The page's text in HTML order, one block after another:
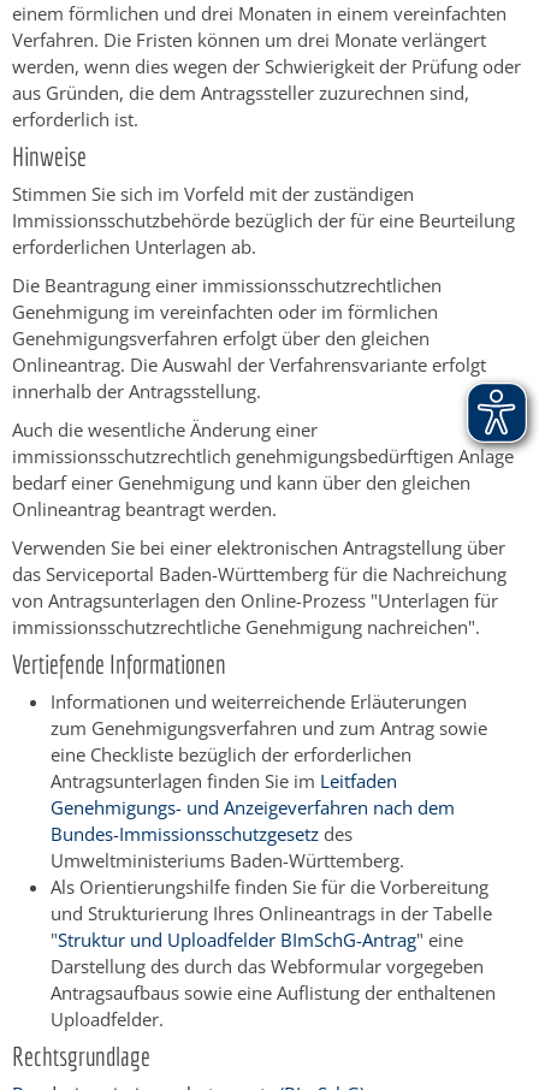
einem förmlichen und drei Monaten in einem vereinfachten
Verfahren. Die Fristen können um drei Monate verlängert
werden, wenn dies wegen der Schwierigkeit der Prüfung oder
aus Gründen, die dem Antragssteller zuzurechnen sind,
erforderlich ist.
Hinweise
Stimmen Sie sich im Vorfeld mit der zuständigen
Immissionsschutzbehörde bezüglich der für eine Beurteilung
erforderlichen Unterlagen ab.
Die Beantragung einer immissionsschutzrechtlichen
Genehmigung im vereinfachten oder im förmlichen
Genehmigungsverfahren erfolgt über den gleichen
Onlineantrag. Die Auswahl der Verfahrensvariante erfolgt
innerhalb der Antragsstellung.
Auch die wesentliche Änderung einer
immissionsschutzrechtlich genehmigungsbedürftigen Anlage
bedarf einer Genehmigung und kann über den gleichen
Onlineantrag beantragt werden.
Verwenden Sie bei einer elektronischen Antragstellung über
das Serviceportal Baden-Württemberg für die Nachreichung
von Antragsunterlagen den Online-Prozess "Unterlagen für
immissionsschutzrechtliche Genehmigung nachreichen".
Vertiefende Informationen
Informationen und weiterreichende Erläuterungen
zum Genehmigungsverfahren und zum Antrag sowie
eine Checkliste bezüglich der erforderlichen
Antragsunterlagen finden Sie im Leitfaden
Genehmigungs- und Anzeigeverfahren nach dem
Bundes-Immissionsschutzgesetz des
Umweltministeriums Baden-Württemberg.
Als Orientierungshilfe finden Sie für die Vorbereitung
und Strukturierung Ihres Onlineantrags in der Tabelle
"Struktur und Uploadfelder BImSchG-Antrag" eine
Darstellung des durch das Webformular vorgegeben
Antragsaufbaus sowie eine Auflistung der enthaltenen
Uploadfelder.
Rechtsgrundlage